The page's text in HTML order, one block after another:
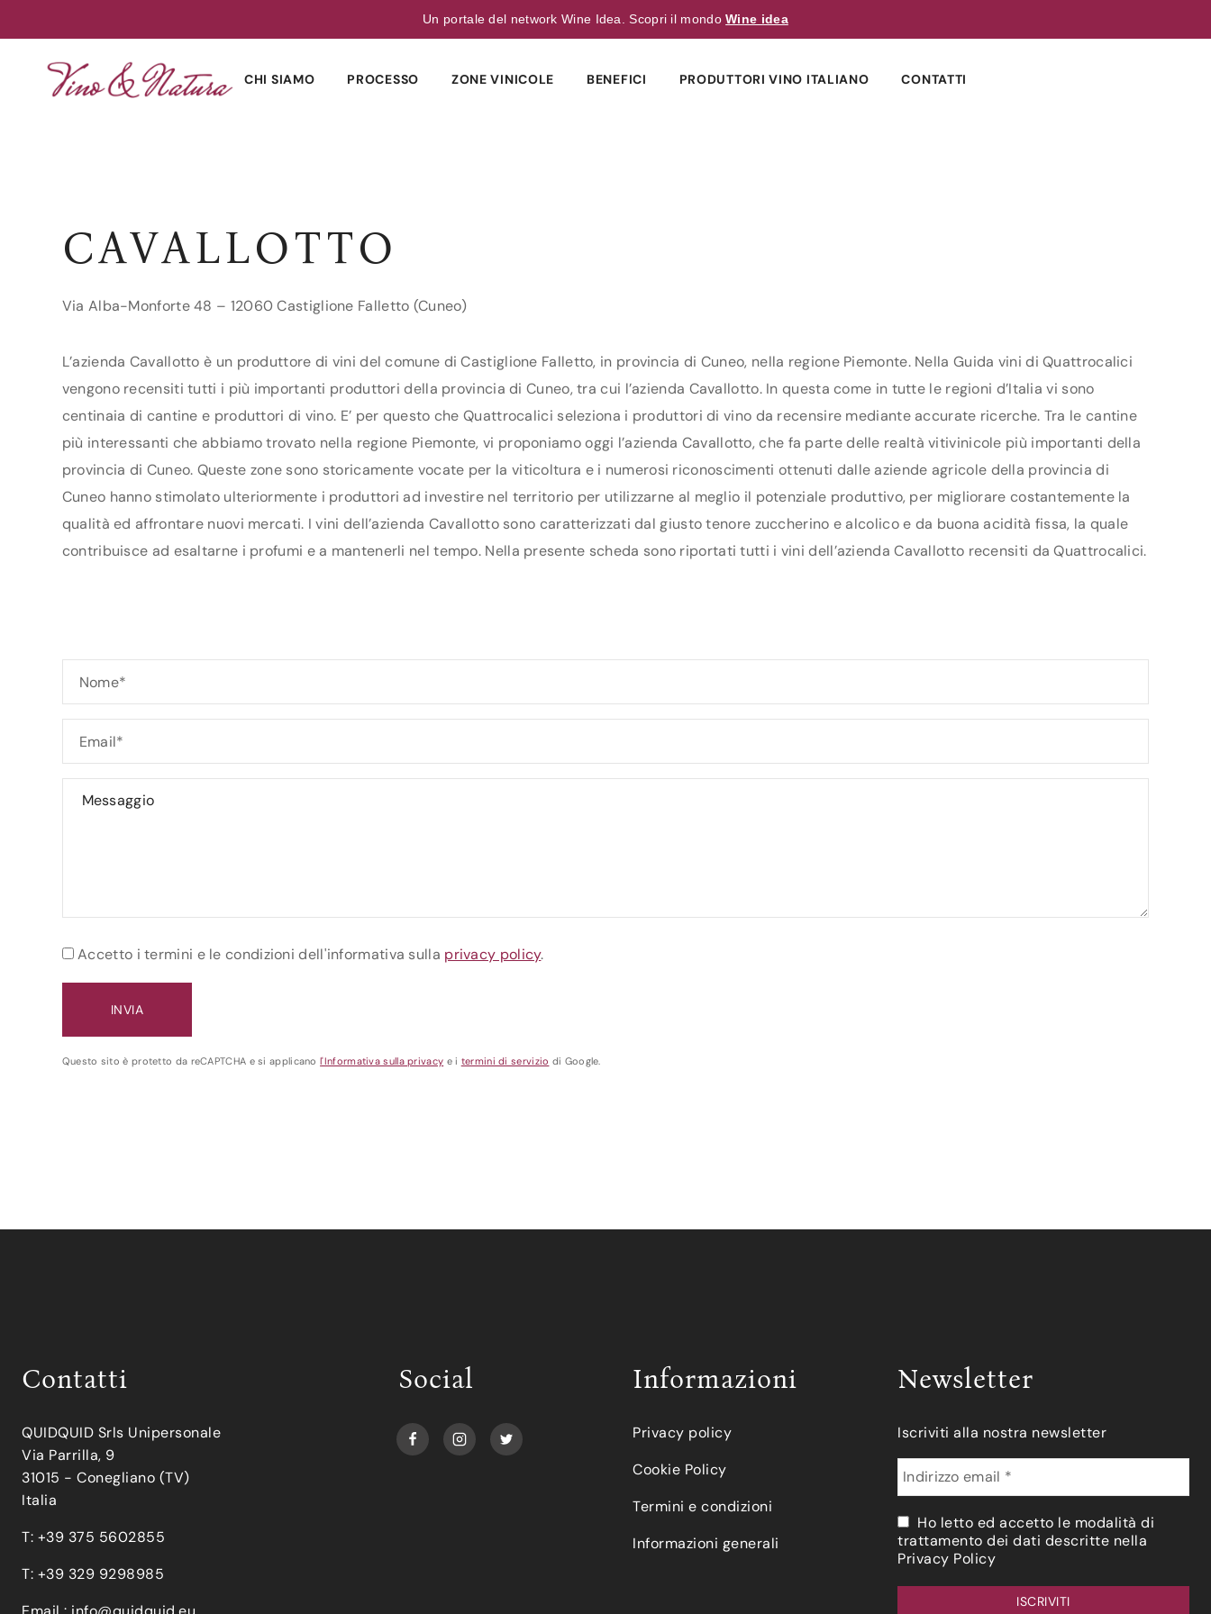
Un portale del network Wine Idea. Scopri il mondoWine idea
CHI SIAMO PROCESSO ZONE VINICOLE BENEFICI PRODUTTORI VINO ITALIANO CONTATTI
CAVALLOTTO
Via Alba-Monforte 48 – 12060 Castiglione Falletto (Cuneo)
L’azienda Cavallotto è un produttore di vini del comune di Castiglione Falletto, in provincia di Cuneo, nella regione Piemonte. Nella Guida vini di Quattrocalici
vengono recensiti tutti i più importanti produttori della provincia di Cuneo, tra cui l’azienda Cavallotto. In questa come in tutte le regioni d’Italia vi sono
centinaia di cantine e produttori di vino. E’ per questo che Quattrocalici seleziona i produttori di vino da recensire mediante accurate ricerche. Tra le cantine
più interessanti che abbiamo trovato nella regione Piemonte, vi proponiamo oggi l’azienda Cavallotto, che fa parte delle realtà vitivinicole più importanti della
provincia di Cuneo. Queste zone sono storicamente vocate per la viticoltura e i numerosi riconoscimenti ottenuti dalle aziende agricole della provincia di
Cuneo hanno stimolato ulteriormente i produttori ad investire nel territorio per utilizzarne al meglio il potenziale produttivo, per migliorare costantemente la
qualità ed affrontare nuovi mercati. I vini dell’azienda Cavallotto sono caratterizzati dal giusto tenore zuccherino e alcolico e da buona acidità fissa, la quale
contribuisce ad esaltarne i profumi e a mantenerli nel tempo. Nella presente scheda sono riportati tutti i vini dell’azienda Cavallotto recensiti da Quattrocalici.
Accetto i termini e le condizioni dell'informativa sulla privacy policy.
Questo sito è protetto da reCAPTCHA e si applicanol'Informativa sulla privacy e i termini di servizio di Google.
Contatti
QUIDQUID Srls Unipersonale
Via Parrilla, 9
31015 - Conegliano (TV)
Italia
T: +39 375 5602855
T: +39 329 9298985
Social Informazioni
Privacy policy
Cookie Policy
Termini e condizioni
Informazioni generali
Newsletter
Iscriviti alla nostra newsletter
Ho letto ed accetto le modalità di
trattamento dei dati descritte nella
Privacy Policy